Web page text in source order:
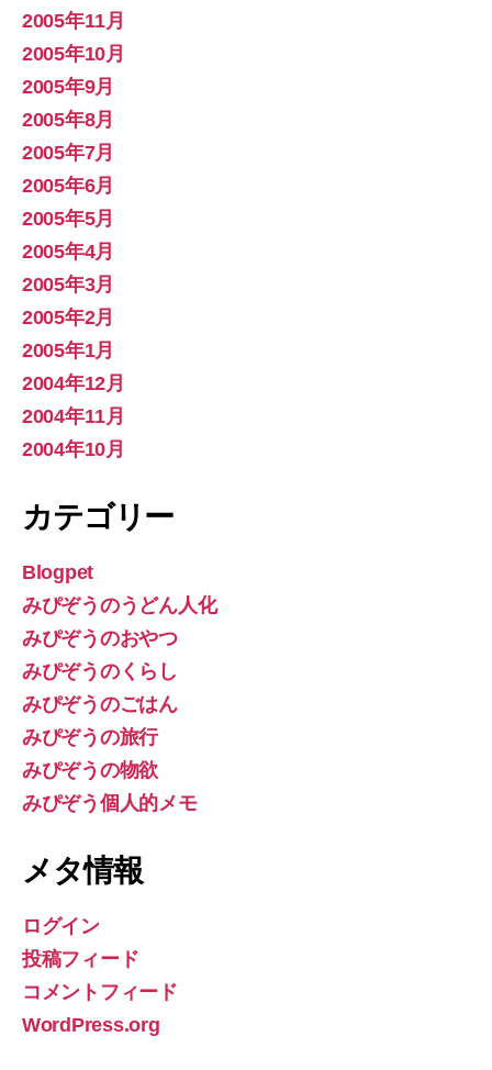
2005年11月
2005年10月
2005年9月
2005年8月
2005年7月
2005年6月
2005年5月
2005年4月
2005年3月
2005年2月
2005年1月
2004年12月
2004年11月
2004年10月
カテゴリー
Blogpet
みぴぞうのうどん人化
みぴぞうのおやつ
みぴぞうのくらし
みぴぞうのごはん
みぴぞうの旅行
みぴぞうの物欲
みぴぞう個人的メモ
メタ情報
ログイン
投稿フィード
コメントフィード
WordPress.org